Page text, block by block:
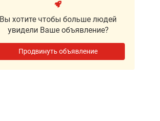
Вы хотите чтобы больше людей
увидели Ваше объявление?
Продвинуть объявление